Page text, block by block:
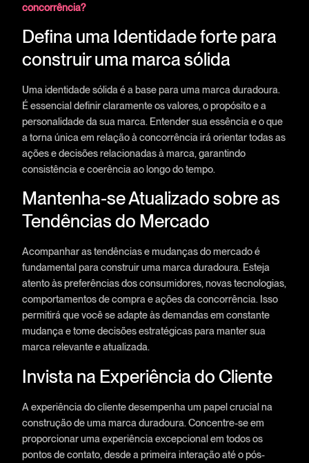
concorrência?
Defina uma Identidade forte para
construir uma marca sólida
Uma identidade sólida é a base para uma marca duradoura.
É essencial definir claramente os valores, o propósito e a
personalidade da sua marca. Entender sua essência e o que
a torna única em relação à concorrência irá orientar todas as
ações e decisões relacionadas à marca, garantindo
consistência e coerência ao longo do tempo.
Mantenha-se Atualizado sobre as
Tendências do Mercado
Acompanhar as tendências e mudanças do mercado é
fundamental para construir uma marca duradoura. Esteja
atento às preferências dos consumidores, novas tecnologias,
comportamentos de compra e ações da concorrência. Isso
permitirá que você se adapte às demandas em constante
mudança e tome decisões estratégicas para manter sua
marca relevante e atualizada.
Invista na Experiência do Cliente
A experiência do cliente desempenha um papel crucial na
construção de uma marca duradoura. Concentre-se em
proporcionar uma experiência excepcional em todos os
pontos de contato, desde a primeira interação até o pós-